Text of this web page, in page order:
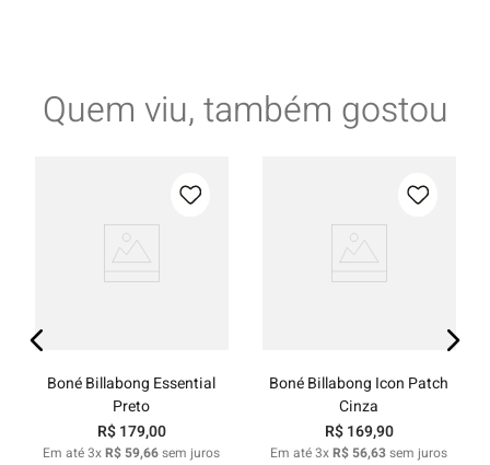
Quem viu, também gostou
Boné Billabong Essential
Preto
R$ 179,00
Em até3xR$ 59,66sem juros
Boné Billabong Icon Patch
Cinza
R$ 169,90
Em até3xR$ 56,63sem juros